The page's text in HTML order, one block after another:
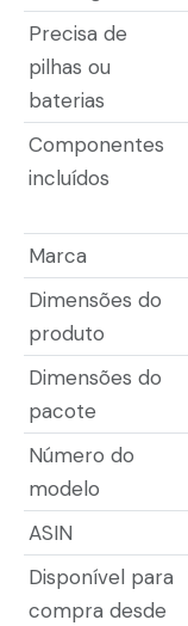
Precisa de
pilhas ou
baterias
Componentes
incluídos
Marca
Dimensões do
produto
Dimensões do
pacote
Número do
modelo
ASIN
Disponível para
compra desde